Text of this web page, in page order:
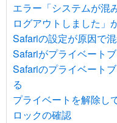
エラー「システムが混
ログアウトしました」
Safariの設定が原因で
Safariがプライベート
Safariのプライベート
る
プライベートを解除し
ロックの確認